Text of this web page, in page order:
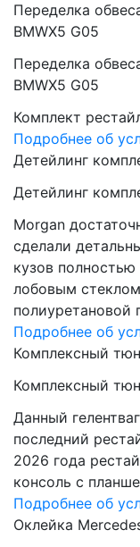
Переделка
BMWX5 G05
Переделка
BMWX5 G05
Комплект
Подробнее об
Детейлинг
Детейлинг
Morgan
сделали
кузов
лобовым
Подробнее об
Комплексный
Комплексный
Данный
последний
2026 года
консоль с
Подробнее об
Оклейка